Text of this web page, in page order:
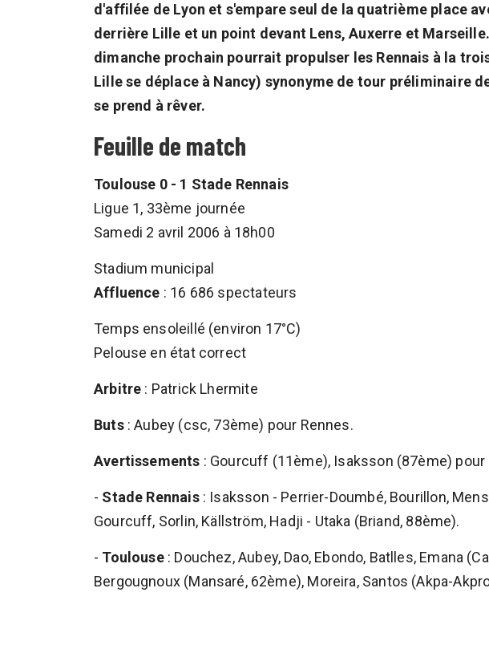
d'affilée de Lyon et s'empare seul de la quatrième place
derrière Lille et un point devant Lens, Auxerre et
dimanche prochain pourrait propulser les Rennais à la
Lille se déplace à Nancy) synonyme de tour préliminaire
se prend à rêver.
Feuille de match
Toulouse 0 - 1 Stade Rennais
Ligue 1, 33ème journée
Samedi 2 avril 2006 à 18h00
Stadium municipal
Affluence : 16 686 spectateurs
Temps ensoleillé (environ 17°C)
Pelouse en état correct
Arbitre : Patrick Lhermite
Buts: Aubey (csc, 73ème) pour Rennes.
Avertissements : Gourcuff (11ème), Isaksson (87ème) pour
- Stade Rennais: Isaksson - Perrier-Doumbé, Bourillon,
Gourcuff, Sorlin, Källström, Hadji - Utaka (Briand, 88ème).
- Toulouse: Douchez, Aubey, Dao, Ebondo, Batlles, Emana
Bergougnoux (Mansaré, 62ème), Moreira, Santos (Akpa-